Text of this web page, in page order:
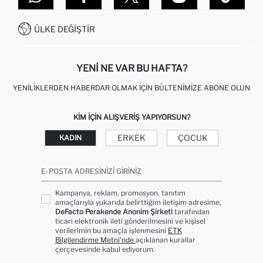
SITEMAP
İŞLEM REHBERI
KAMPANYALAR
0850 333 22 86
ÜLKE DEĞIŞTIR
YENI NE VAR BU HAFTA?
YENILIKLERDEN HABERDAR OLMAK İÇIN BÜLTENIMIZE ABONE OLUN
KIM IÇIN ALIŞVERIŞ YAPIYORSUN?
KADIN ERKEK ÇOCUK
E-POSTA ADRESINIZI GIRINIZ
Kampanya, reklam, promosyon, tanıtım
amaçlarıyla yukarıda belirttiğim iletişim adresime,
DeFacto Perakende Anonim Şirketi tarafından
ticari elektronik ileti gönderilmesini ve kişisel
verilerimin bu amaçla işlenmesini ETK
Bilgilendirme Metni’nde açıklanan kurallar
çerçevesinde kabul ediyorum.